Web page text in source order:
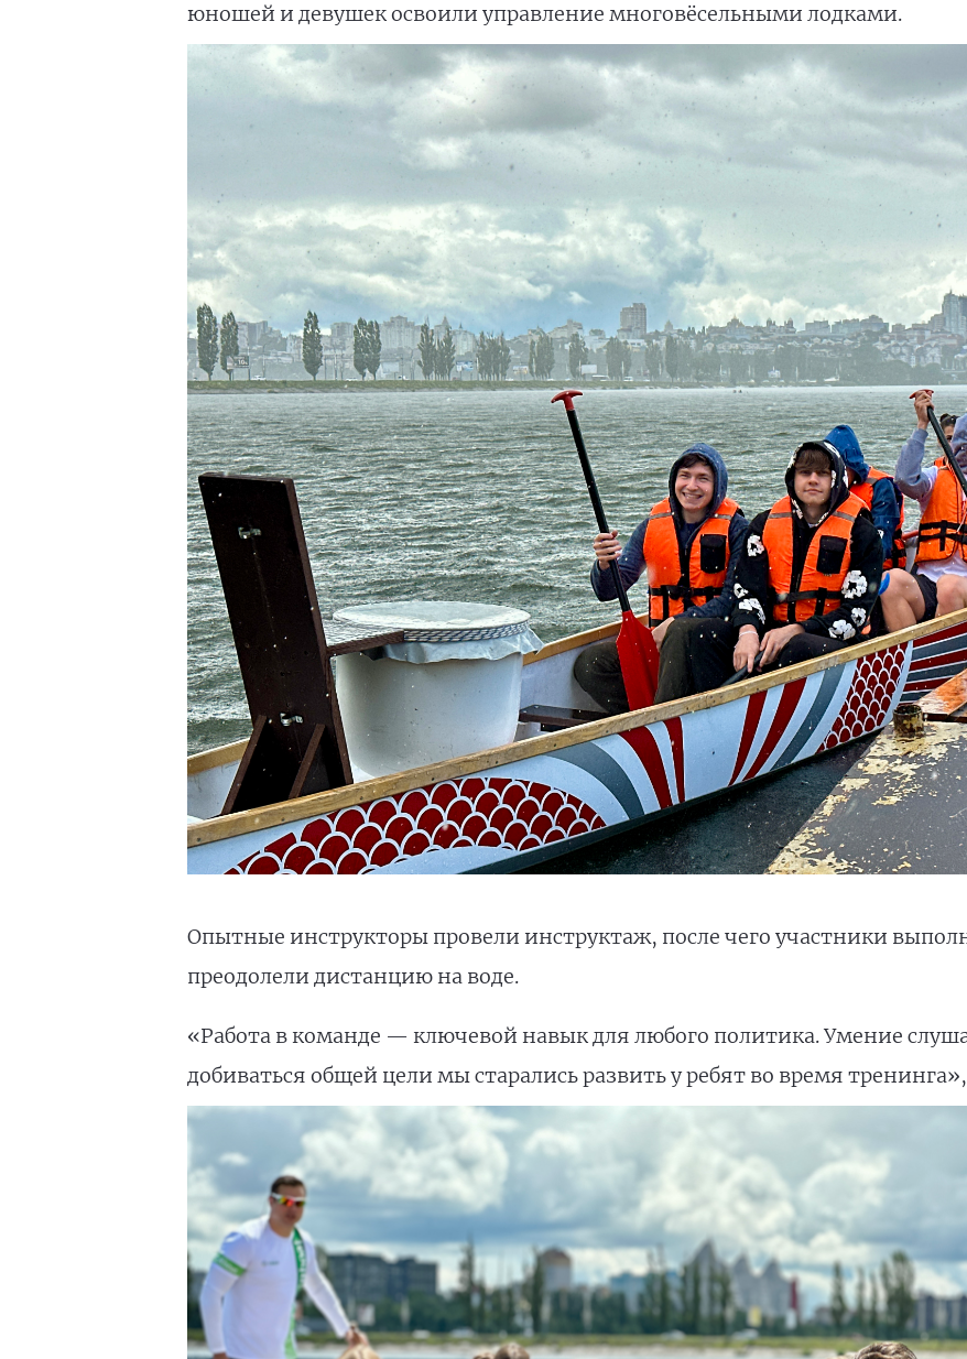
юношей и девушек освоили управление многовёсельными лодками.
Опытные инструкторы провели инструктаж, после чего участники
преодолели дистанцию на воде.
«Работа в команде — ключевой навык для любого политика. Умение
добиваться общей цели мы старались развить у ребят во время